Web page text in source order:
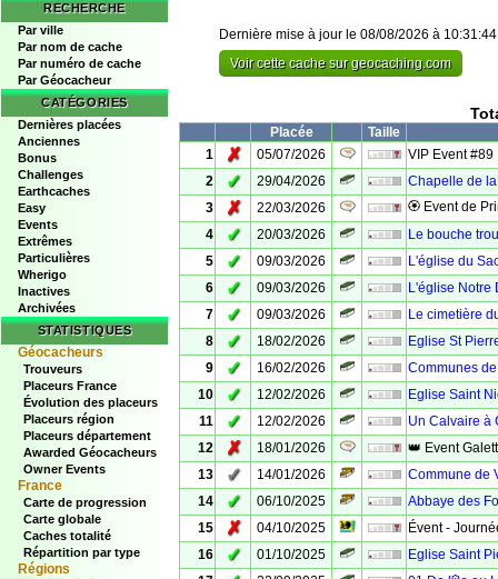
RECHERCHE
Par ville
Par nom de cache
Par numéro de cache
Par Géocacheur
CATÉGORIES
Dernières placées
Anciennes
Bonus
Challenges
Earthcaches
Easy
Events
Extrêmes
Particulières
Wherigo
Inactives
Archivées
STATISTIQUES
Géocacheurs
Trouveurs
Placeurs France
Évolution des placeurs
Placeurs région
Placeurs département
Awarded Géocacheurs
Owner Events
France
Carte de progression
Carte globale
Caches totalité
Répartition par type
Régions
Dernière mise à jour le 08/08/2026 à 10:31:44
Voir cette cache sur geocaching.com
Placée
Taille
1
✗ 05/07/2026
VIP Event #89
2
✓ 29/04/2026
Chapelle de
3
✗ 22/03/2026
🏵 Event de
4
✓ 20/03/2026
Le bouche
5
✓ 09/03/2026
L'église du
6
✓ 09/03/2026
L'église Notre
7
✓ 09/03/2026
Le cimetière
8
✓ 18/02/2026
Eglise St
9
✓ 16/02/2026
Communes
10
✓ 12/02/2026
Eglise Saint
11
✓ 12/02/2026
Un Calvaire à
12
✗ 18/01/2026
👑 Event
13
✓ 14/01/2026
Commune de
14
✓ 06/10/2025
Abbaye des
15
✗ 04/10/2025
Évent -
16
✓ 01/10/2025
Eglise Saint